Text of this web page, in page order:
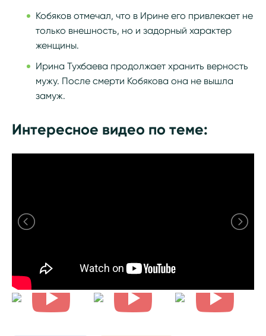
Кобяков отмечал, что в Ирине его привлекает не
только внешность, но и задорный характер
женщины.
Ирина Тухбаева продолжает хранить верность
мужу. После смерти Кобякова она не вышла
замуж.
Интересное видео по теме: